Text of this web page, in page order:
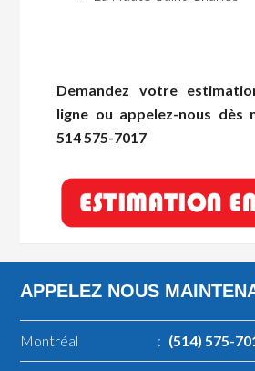
Demandez votre
ligne ou appelez-nous dès
514 575-7017
APPELEZ NOUS
Montréal : (514) 575-